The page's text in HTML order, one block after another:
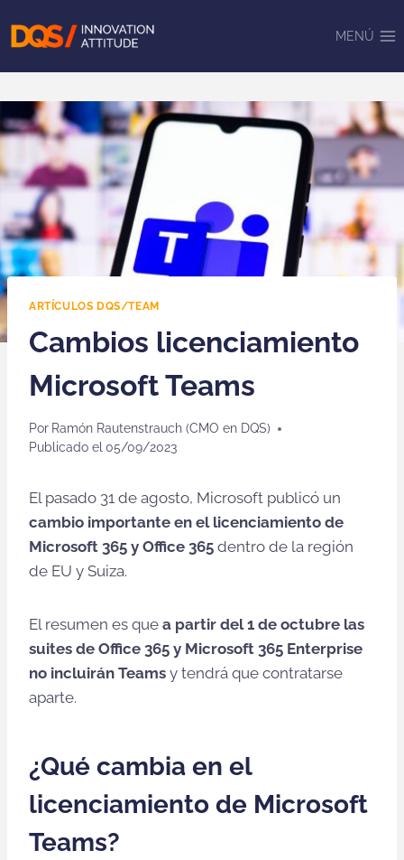
MENÚ
ARTÍCULOS DQS/TEAM
Cambios licenciamiento
Microsoft Teams
Por Ramón Rautenstrauch (CMO en DQS)
Publicado el 05/09/2023
El pasado 31 de agosto, Microsoft publicó un
cambio importante en el licenciamiento de
Microsoft 365 y Office 365 dentro de la región
de EU y Suiza.
El resumen es que a partir del 1 de octubre las
suites de Office 365 y Microsoft 365 Enterprise
no incluirán Teams y tendrá que contratarse
aparte.
¿Qué cambia en el
licenciamiento de Microsoft
Teams?